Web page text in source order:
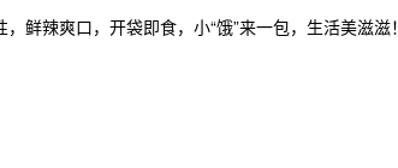
鲜辣爽口，开袋即食，小“饿”来一包，生活美滋滋！